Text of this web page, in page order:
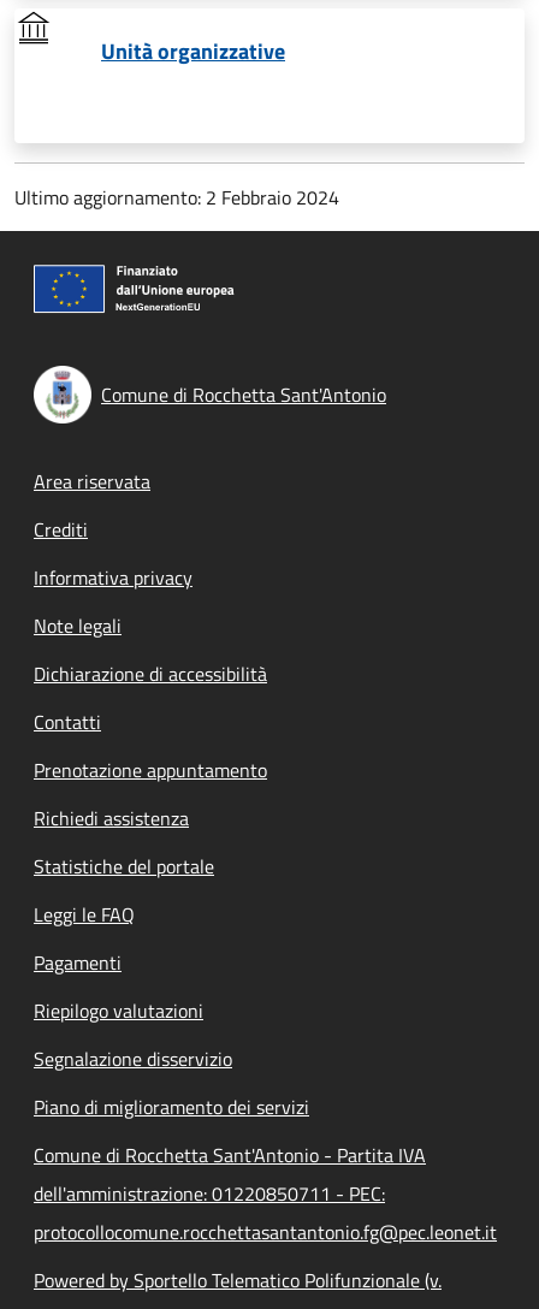
Unità organizzative
Ultimo aggiornamento: 2 Febbraio 2024
Comune di Rocchetta Sant'Antonio
Footer menu
Area riservata
Crediti
Informativa privacy
Note legali
Dichiarazione di accessibilità
Contatti
Prenotazione appuntamento
Richiedi assistenza
Statistiche del portale
Leggi le FAQ
Pagamenti
Riepilogo valutazioni
Segnalazione disservizio
Piano di miglioramento dei servizi
Comune di Rocchetta Sant'Antonio - Partita IVA
dell'amministrazione: 01220850711 - PEC:
protocollocomune.rocchettasantantonio.fg@pec.leonet.it
Powered by Sportello Telematico Polifunzionale (v.